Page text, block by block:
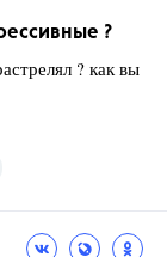
?
? как вы